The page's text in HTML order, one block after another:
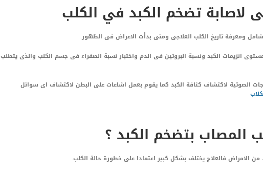
لاصابة تضخم الكبد في الكلب
ومعرفة تاريخ الكلب العلاجى ومتى بدأت الاعراض فى الظهور.
انزيمات الكبد ونسبة البروتين فى الدم واختبار نسبة الصفراء فى جسم الكلب والذى يتطلب
الصوتية لاكتشاف كثافة الكبد كما يقوم بعمل اشاعات على البطن لاكتشاف اى سوائل
المصاب بتضخم الكبد ؟
من الامراض فالعلاج يختلف بشكل كبير اعتمادا على خطورة حالة الكلب.